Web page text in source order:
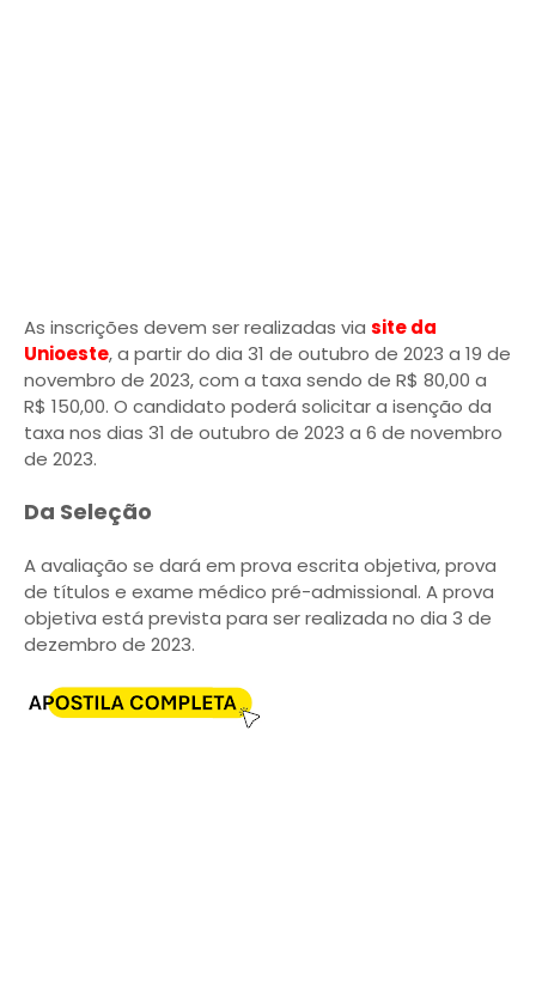
As inscrições devem ser realizadas via site da
Unioeste, a partir do dia 31 de outubro de 2023 a 19 de
novembro de 2023, com a taxa sendo de R$ 80,00 a
R$ 150,00. O candidato poderá solicitar a isenção da
taxa nos dias 31 de outubro de 2023 a 6 de novembro
de 2023.
Da Seleção
A avaliação se dará em prova escrita objetiva, prova
de títulos e exame médico pré-admissional. A prova
objetiva está prevista para ser realizada no dia 3 de
dezembro de 2023.